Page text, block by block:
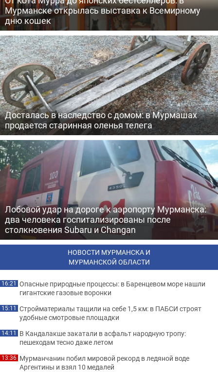
Мурманске открылась выставка к Всемирному
дню кошек
Досталась в наследство с домом: в Мурмашах
продается старинная оленья телега
Лобовой удар на дороге к аэропорту Мурманска:
два человека госпитализированы после
столкновения Subaru и Changan
НОВОСТИ МУРМАНСКА И
МУРМАНСКОЙ ОБЛАСТИ
16:21 Опасные природные процессы: в Баренцевом море нашли
гигантские газовые воронки
15:11 Стройматериалы тащили на себе 1,5 км: в ПАБСИ строят
удобные смотровые площадки
14:11 В Кандалакше закатали в асфальт народную тропу:
пешеходам тесно даже летом
13:36 Мурманчанин побил мировой рекорд в ледяной воде
Аргентины и взял 10 медалей